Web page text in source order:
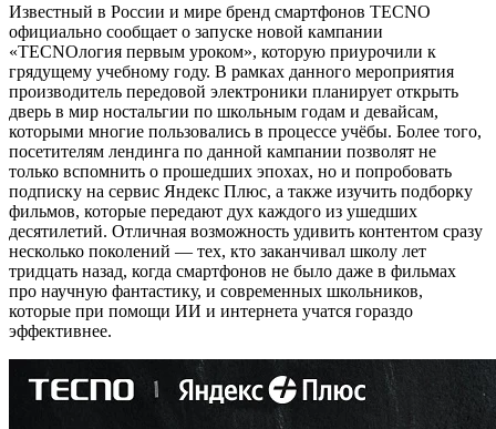
Известный в России и мире бренд смартфонов TECNO
официально сообщает о запуске новой кампании
«TECNOлогия первым уроком», которую приурочили к
грядущему учебному году. В рамках данного мероприятия
производитель передовой электроники планирует открыть
дверь в мир ностальгии по школьным годам и девайсам,
которыми многие пользовались в процессе учёбы. Более того,
посетителям лендинга по данной кампании позволят не
только вспомнить о прошедших эпохах, но и попробовать
подписку на сервис Яндекс Плюс, а также изучить подборку
фильмов, которые передают дух каждого из ушедших
десятилетий. Отличная возможность удивить контентом сразу
несколько поколений — тех, кто заканчивал школу лет
тридцать назад, когда смартфонов не было даже в фильмах
про научную фантастику, и современных школьников,
которые при помощи ИИ и интернета учатся гораздо
эффективнее.